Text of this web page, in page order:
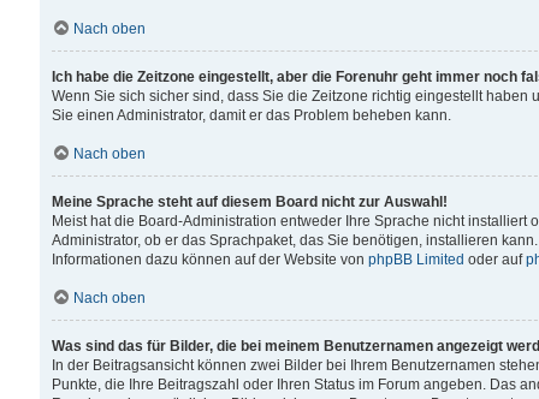
Nach oben
Ich habe die Zeitzone eingestellt, aber die Forenuhr geht immer noch
Wenn Sie sich sicher sind, dass Sie die Zeitzone richtig eingestellt
Sie einen Administrator, damit er das Problem beheben kann.
Nach oben
Meine Sprache steht auf diesem Board nicht zur Auswahl!
Meist hat die Board-Administration entweder Ihre Sprache nicht
Administrator, ob er das Sprachpaket, das Sie benötigen, installieren
Informationen dazu können auf der Website von phpBB Limited oder auf
Nach oben
Was sind das für Bilder, die bei meinem Benutzernamen angezeigt
In der Beitragsansicht können zwei Bilder bei Ihrem Benutzernamen
Punkte, die Ihre Beitragszahl oder Ihren Status im Forum angeben. Das